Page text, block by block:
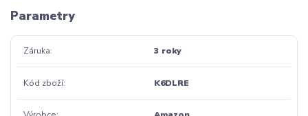
Parametry
Záruka 3 roky
Kód zboží K6DLRE